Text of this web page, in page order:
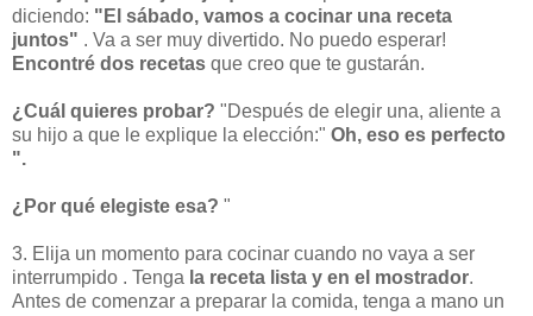
diciendo: "El sábado, vamos a cocinar una receta
juntos" . Va a ser muy divertido. No puedo esperar!
Encontré dos recetas que creo que te gustarán.
¿Cuál quieres probar? "Después de elegir una, aliente a
su hijo a que le explique la elección:" Oh, eso es perfecto
".
¿Por qué elegiste esa? "
3. Elija un momento para cocinar cuando no vaya a ser
interrumpido . Tenga la receta lista y en el mostrador.
Antes de comenzar a preparar la comida, tenga a mano un